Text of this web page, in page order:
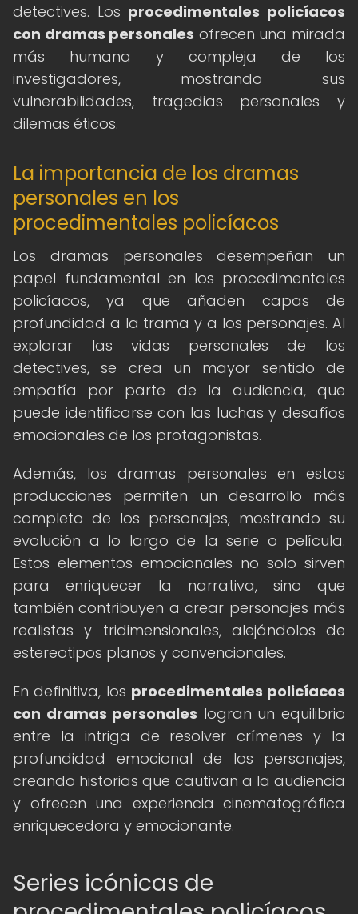
detectives. Los procedimentales policíacos
con dramas personales ofrecen una mirada
más humana y compleja de los
investigadores, mostrando sus
vulnerabilidades, tragedias personales y
dilemas éticos.
La importancia de los dramas
personales en los
procedimentales policíacos
Los dramas personales desempeñan un
papel fundamental en los procedimentales
policíacos, ya que añaden capas de
profundidad a la trama y a los personajes. Al
explorar las vidas personales de los
detectives, se crea un mayor sentido de
empatía por parte de la audiencia, que
puede identificarse con las luchas y desafíos
emocionales de los protagonistas.
Además, los dramas personales en estas
producciones permiten un desarrollo más
completo de los personajes, mostrando su
evolución a lo largo de la serie o película.
Estos elementos emocionales no solo sirven
para enriquecer la narrativa, sino que
también contribuyen a crear personajes más
realistas y tridimensionales, alejándolos de
estereotipos planos y convencionales.
En definitiva, los procedimentales policíacos
con dramas personales logran un equilibrio
entre la intriga de resolver crímenes y la
profundidad emocional de los personajes,
creando historias que cautivan a la audiencia
y ofrecen una experiencia cinematográfica
enriquecedora y emocionante.
Series icónicas de